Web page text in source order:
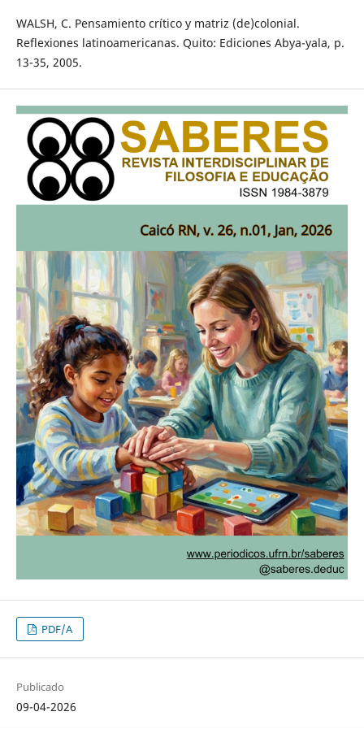
WALSH, C. Pensamiento crítico y matriz (de)colonial.
Reflexiones latinoamericanas. Quito: Ediciones Abya-yala, p.
13-35, 2005.
PDF/A
Publicado
09-04-2026